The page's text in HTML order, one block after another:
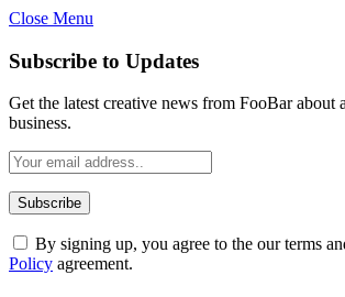
Close Menu
Subscribe to Updates
Get the latest creative news from FooBar about
business.
By signing up, you agree to the our terms
Policy agreement.